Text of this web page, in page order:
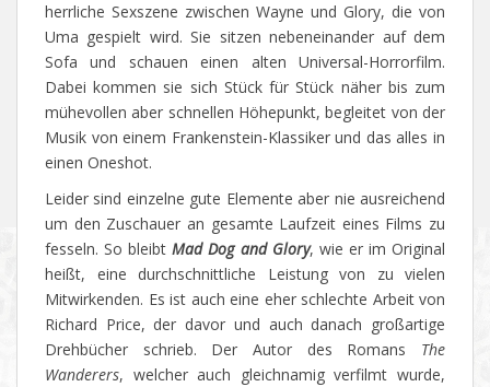
herrliche Sexszene zwischen Wayne und Glory, die von
Uma gespielt wird. Sie sitzen nebeneinander auf dem
Sofa und schauen einen alten Universal-Horrorfilm.
Dabei kommen sie sich Stück für Stück näher bis zum
mühevollen aber schnellen Höhepunkt, begleitet von der
Musik von einem Frankenstein-Klassiker und das alles in
einen Oneshot.
Leider sind einzelne gute Elemente aber nie ausreichend
um den Zuschauer an gesamte Laufzeit eines Films zu
fesseln. So bleibtMad Dog and Glory, wie er im Original
heißt, eine durchschnittliche Leistung von zu vielen
Mitwirkenden. Es ist auch eine eher schlechte Arbeit von
Richard Price, der davor und auch danach großartige
Drehbücher schrieb. Der Autor des Romans The
Wanderers, welcher auch gleichnamig verfilmt wurde,